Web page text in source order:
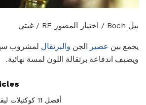
بيل Boch / اختيار المصور RF / غيتي
يجمع بين عصير الجن والبرتقال لمشروب
ويضيف اندفاعة برتقالة اللون لمسة نهائية.
أفضل 11 كوكتيلات ليقضوا